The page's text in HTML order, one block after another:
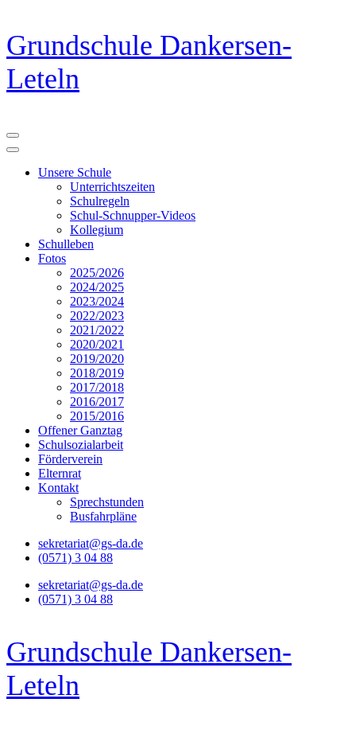
Zum
Inhalt
springen
(Eingabetaste
drücken)
Grundschule Dankersen-
Leteln
Unsere Schule
Unterrichtszeiten
Schulregeln
Schul-Schnupper-Videos
Kollegium
Schulleben
Fotos
2025/2026
2024/2025
2023/2024
2022/2023
2021/2022
2020/2021
2019/2020
2018/2019
2017/2018
2016/2017
2015/2016
Offener Ganztag
Schulsozialarbeit
Förderverein
Elternrat
Kontakt
Sprechstunden
Busfahrpläne
sekretariat@gs-da.de
(0571) 3 04 88
sekretariat@gs-da.de
(0571) 3 04 88
Grundschule Dankersen-
Leteln